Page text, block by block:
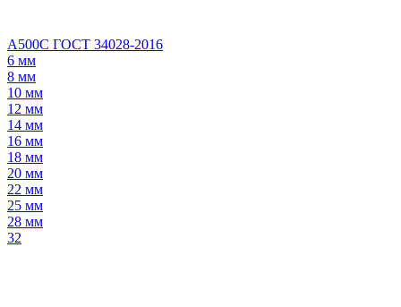
А500С ГОСТ 34028-2016
6 мм
8 мм
10 мм
12 мм
14 мм
16 мм
18 мм
20 мм
22 мм
25 мм
28 мм
32